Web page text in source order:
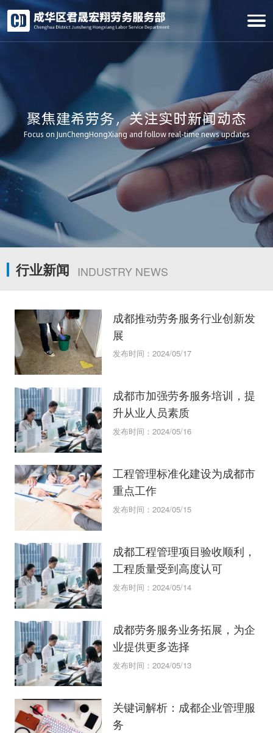
聚焦建希劳务，关注实时新闻动态
Focus on JunChengHongXiang and follow real-time news updates
行业新闻 INDUSTRY NEWS
成都推动劳务服务行业创新发
展
发布时间：2024/05/17
成都市加强劳务服务培训，提
升从业人员素质
发布时间：2024/05/16
工程管理标准化建设为成都市
重点工作
发布时间：2024/05/15
成都工程管理项目验收顺利，
工程质量受到高度认可
发布时间：2024/05/14
成都劳务服务业务拓展，为企
业提供更多选择
发布时间：2024/05/13
关键词解析：成都企业管理服
务